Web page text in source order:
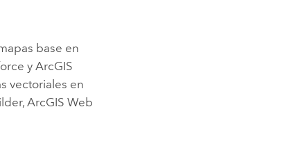
base en
yArcGIS
vectoriales en
,ArcGIS Web